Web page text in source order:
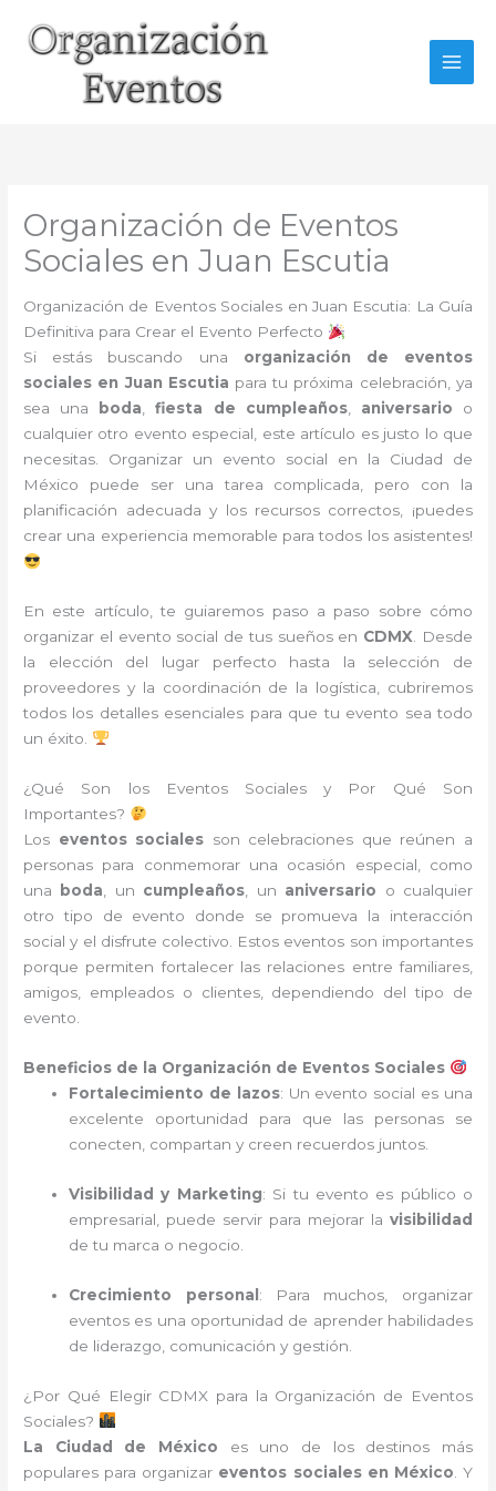
contenido
Organización de Eventos
Sociales en Juan Escutia
Organización de Eventos Sociales en Juan Escutia: La Guía
Definitiva para Crear el Evento Perfecto
Si estás buscando una organización de eventos
sociales en Juan Escutia para tu próxima celebración, ya
sea una
boda,fiesta de cumpleaños, aniversario o
cualquier otro evento especial, este artículo es justo lo que
necesitas. Organizar un evento social en la Ciudad de
México puede ser una tarea complicada, pero con la
planificación adecuada y los recursos correctos, ¡puedes
crear una experiencia memorable para todos los asistentes!
En este artículo, te guiaremos paso a paso sobre cómo
organizar el evento social de tus sueños en CDMX . Desde
la elección del lugar perfecto hasta la selección de
proveedores y la coordinación de la logística, cubriremos
todos los detalles esenciales para que tu evento sea todo
un éxito.
¿Qué Son los Eventos Sociales y Por Qué Son
Importantes?
Los eventos sociales son celebraciones que reúnen a
personas para conmemorar una ocasión especial, como
una
boda , un cumpleaños , un aniversario o cualquier
otro tipo de evento donde se promueva la interacción
social y el disfrute colectivo. Estos eventos son importantes
porque permiten fortalecer las relaciones entre familiares,
amigos, empleados o clientes, dependiendo del tipo de
evento.
Beneficios de la Organización de Eventos Sociales
Fortalecimiento de lazos: Un evento social es una
excelente oportunidad para que las personas se
conecten, compartan y creen recuerdos juntos.
Visibilidad y Marketing: Si tu evento es público o
empresarial, puede servir para mejorar la visibilidad
de tu marca o negocio.
Crecimiento personal : Para muchos, organizar
eventos es una oportunidad de aprender habilidades
de liderazgo, comunicación y gestión.
¿Por Qué Elegir CDMX para la Organización de Eventos
Sociales?
La Ciudad de México es uno de los destinos más
populares para organizar eventos sociales en México . Y